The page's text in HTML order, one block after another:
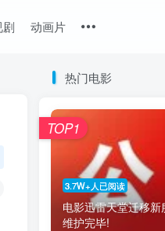
剧 动画片
热门电影
3.7W+人已阅读
电影迅雷天堂迁移新
维护完毕!
TOP1
最近更新
《如约而至》百度云网盘夸
《青春碎片》百度云网盘夸
《突如其来的假期》百度云网